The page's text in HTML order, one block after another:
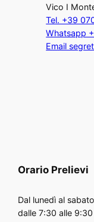
Vico I
Tel. +39
Whatsapp
Email
Orario Prelievi
Dal lunedì al
dalle 7:30 alle 9:30